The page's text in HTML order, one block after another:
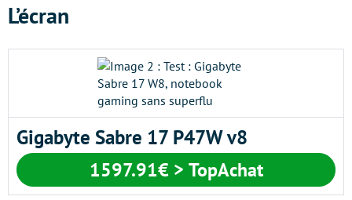
L’écran
Gigabyte Sabre 17 P47W v8
1597.91€ > TopAchat